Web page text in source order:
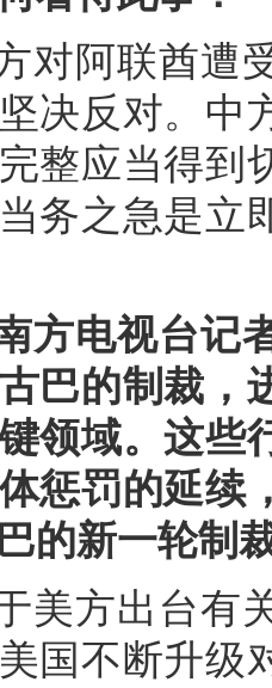
对阿联酋遭
决反对。中
整应当得到
务之急是立
方电视台记
巴的制裁，
领域。这些
惩罚的延续
的新一轮制
美方出台有
国不断升级